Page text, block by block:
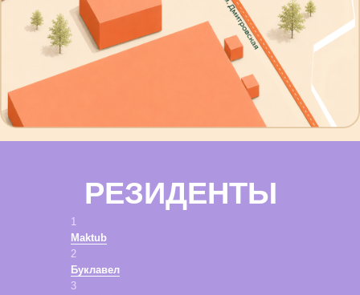
РЕЗИДЕНТЫ
1
Maktub
2
Буклавел
3